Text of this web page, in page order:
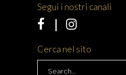
Segui i nostri canali
Cerca nel sito